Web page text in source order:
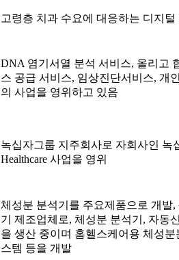
고령층 치과 수요에 대응하는 디지
DNA 염기서열 분석 서비스, 올리고
스 공급 서비스, 임상진단서비스, 개
의 사업을 영위하고 있음
녹십자그룹 지주회사로 자회사인 녹
Healthcare 사업을 영위
체성분 분석기를 주요제품으로 개발,
기 제조업체로, 체성분 분석기, 자동
을 생산 중이며 홈헬스케어용 체성분
스템 등을 개발